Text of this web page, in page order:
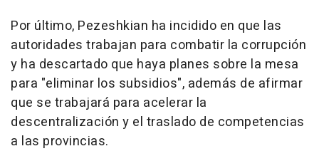
Por último, Pezeshkian ha incidido en que las
autoridades trabajan para combatir la corrupción
y ha descartado que haya planes sobre la mesa
para "eliminar los subsidios", además de afirmar
que se trabajará para acelerar la
descentralización y el traslado de competencias
a las provincias.